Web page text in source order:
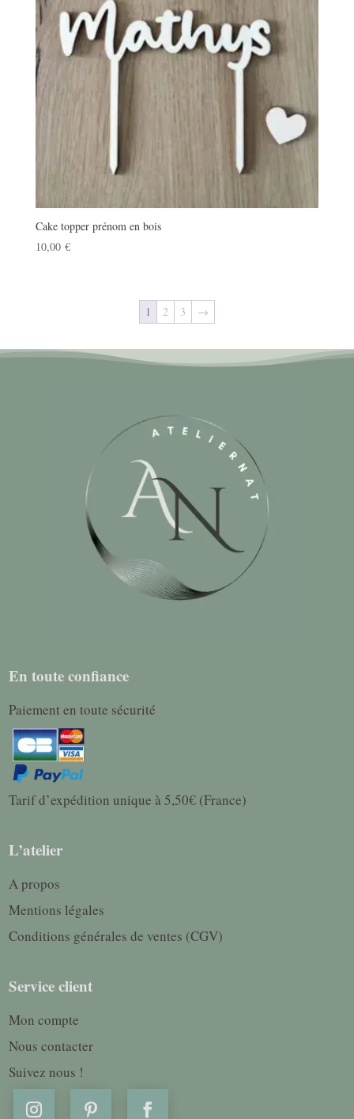
Cake topper prénom en bois
10,00 €
1 2 3 →
En toute confiance
Paiement en toute sécurité
Tarif d’expédition unique à 5,50€ (France)
L’atelier
A propos
Mentions légales
Conditions générales de ventes (CGV)
Service client
Mon compte
Nous contacter
Suivez nous !